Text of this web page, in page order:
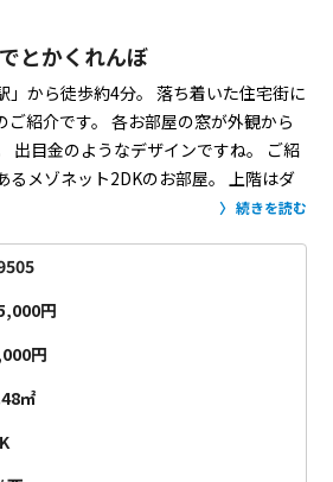
とかくれんぼ
から徒歩約4分。 落ち着いた住宅街に
紹介です。
各お部屋の窓が外観から
出目金のようなデザインですね。
ご紹
メゾネット2DKのお部屋。 上階はダ
半地下に約17.1帖を
クッと済ませちゃう派の方にピッタ
実してないです...）
すぐる空間。
しやすさも申し分なさそう。
周辺には生活を支えてくれるスーパーや
続きを読む
円
円
㎡